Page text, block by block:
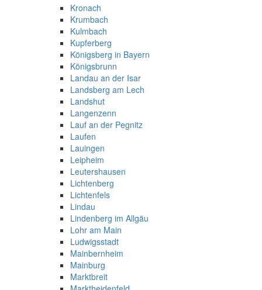
Kronach
Krumbach
Kulmbach
Kupferberg
Königsberg in Bayern
Königsbrunn
Landau an der Isar
Landsberg am Lech
Landshut
Langenzenn
Lauf an der Pegnitz
Laufen
Lauingen
Leipheim
Leutershausen
Lichtenberg
Lichtenfels
Lindau
Lindenberg im Allgäu
Lohr am Main
Ludwigsstadt
Mainbernheim
Mainburg
Marktbreit